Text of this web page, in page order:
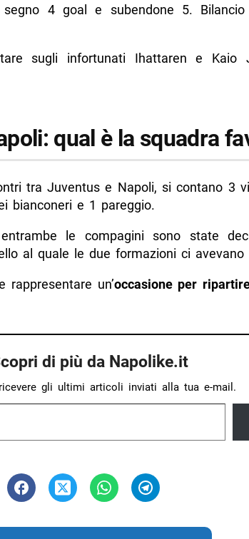
4 goal e subendone 5. Bilancio
sugli infortunati Ihattaren e Kaio
qual è la squadra
tra Juventus e Napoli, si contano 3
bianconeri e 1 pareggio.
le compagini sono state
al quale le due formazioni ci avevano
rappresentare un’occasione per
di più da Napolike.it
gli ultimi articoli inviati alla tua e-mail.